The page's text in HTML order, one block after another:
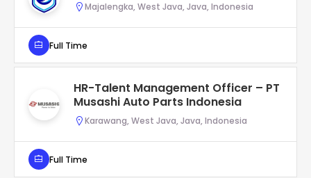
Majalengka, West Java, Java, Indonesia
Full Time
HR-Talent Management Officer – PT
Musashi Auto Parts Indonesia
Karawang, West Java, Java, Indonesia
Full Time